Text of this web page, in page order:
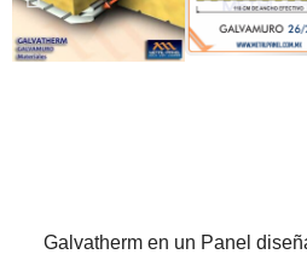
Galvatherm en un Panel